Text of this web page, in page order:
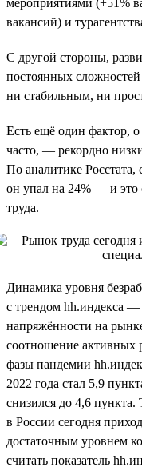
вакансий) и
С другой стороны,
постоянных
ни стабильным, ни
Есть ещё один фактор, о
часто, — рекордно
По аналитике Росстата,
он упал на 24% — и это
труда.
Динамика уровня
с трендом hh.индекса —
напряжённости на
соотношение активных
фазы пандемии
2022 года стал 5,9
снизился до 4,6
в России сегодня
достаточным уровнем
считать показатель